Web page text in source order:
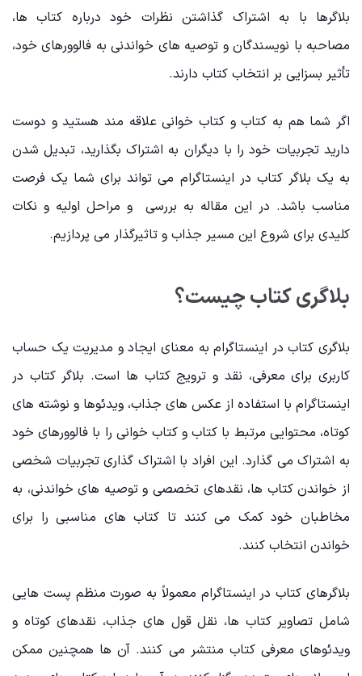
بلاگرها با به اشتراک گذاشتن نظرات خود درباره کتاب‌ ها،
مصاحبه با نویسندگان و توصیه‌ های خواندنی به فالوورهای خود،
تأثیر بسزایی بر انتخاب کتاب‌ دارند.
اگر شما هم به کتاب و کتاب ‌خوانی علاقه ‌مند هستید و دوست
دارید تجربیات خود را با دیگران به اشتراک بگذارید، تبدیل شدن
به یک بلاگر کتاب در اینستاگرام می ‌تواند برای شما یک فرصت
مناسب باشد. در این مقاله به بررسی و مراحل اولیه و نکات
کلیدی برای شروع این مسیر جذاب و تاثیرگذار می‌ پردازیم.
بلاگری کتاب چیست؟
بلاگری کتاب در اینستاگرام به معنای ایجاد و مدیریت یک حساب
کاربری برای معرفی، نقد و ترویج کتاب ‌ها است. بلاگر کتاب در
اینستاگرام با استفاده از عکس ‌های جذاب، ویدئوها و نوشته‌ های
کوتاه، محتوایی مرتبط با کتاب و کتاب ‌خوانی را با فالوورهای خود
به اشتراک می ‌گذارد. این افراد با اشتراک‌ گذاری تجربیات شخصی
از خواندن کتاب‌ ها، نقدهای تخصصی و توصیه‌ های خواندنی، به
مخاطبان خود کمک می ‌کنند تا کتاب‌ های مناسبی را برای
خواندن انتخاب کنند.
بلاگرهای کتاب در اینستاگرام معمولاً به صورت منظم پست‌ هایی
شامل تصاویر کتاب‌ ها، نقل ‌قول‌ های جذاب، نقدهای کوتاه و
ویدئوهای معرفی کتاب منتشر می ‌کنند. آن ‌ها همچنین ممکن